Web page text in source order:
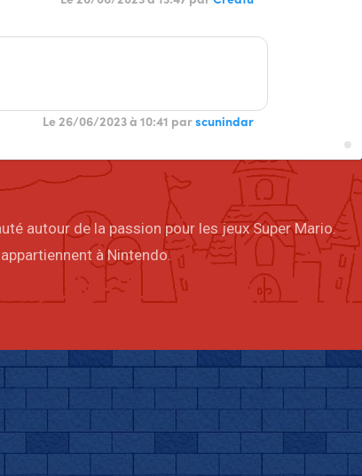
Le 26/06/2023 à 10:41 parscunindar
autour de la passion pour les jeux Super Mario.
à Nintendo.